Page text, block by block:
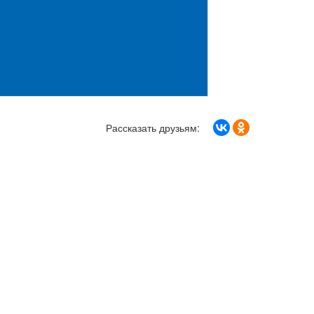
Рассказать друзьям: